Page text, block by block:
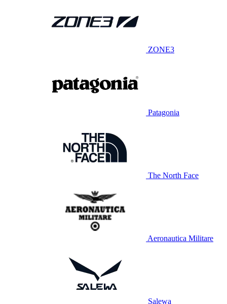
ZONE3
Patagonia
The North Face
Aeronautica Militare
Salewa